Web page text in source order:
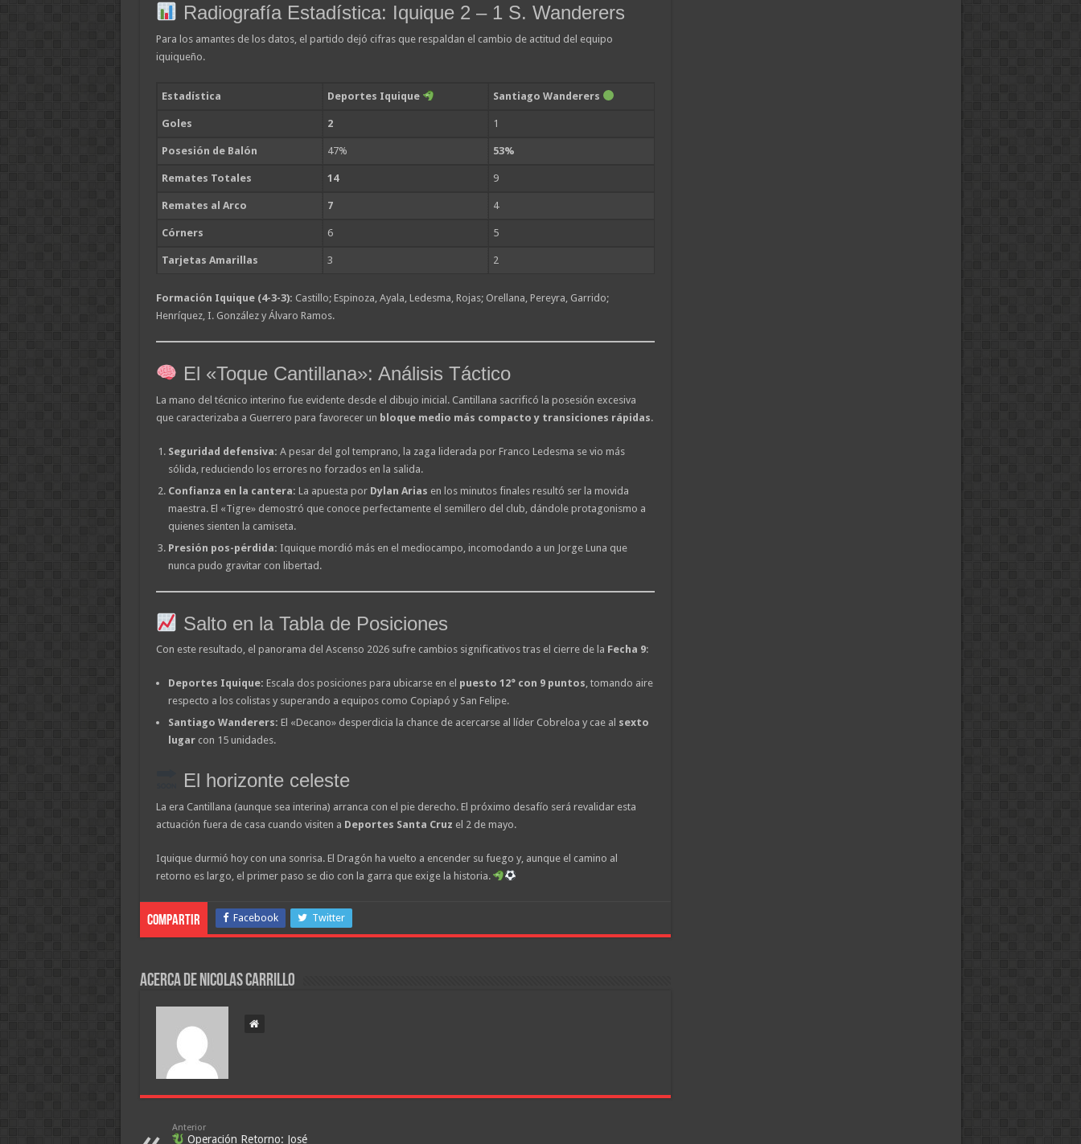
Radiografía Estadística: Iquique 2 – 1 S. Wanderers
Para los amantes de los datos, el partido dejó cifras que respaldan el cambio de actitud del equipo
iquiqueño.
Estadística Deportes Iquique Santiago Wanderers
Goles 2 1
Posesión de Balón 47% 53%
Remates Totales 14 9
Remates al Arco 7 4
Córners 6 5
Tarjetas Amarillas 3 2
Formación Iquique (4-3-3): Castillo; Espinoza, Ayala, Ledesma, Rojas; Orellana, Pereyra, Garrido;
Henríquez, I. González y Álvaro Ramos.
El «Toque Cantillana»: Análisis Táctico
La mano del técnico interino fue evidente desde el dibujo inicial. Cantillana sacrificó la posesión excesiva
que caracterizaba a Guerrero para favorecer un bloque medio más compacto y transiciones rápidas.
Seguridad defensiva: A pesar del gol temprano, la zaga liderada por Franco Ledesma se vio más
sólida, reduciendo los errores no forzados en la salida.
Confianza en la cantera: La apuesta por Dylan Arias en los minutos finales resultó ser la movida
maestra. El «Tigre» demostró que conoce perfectamente el semillero del club, dándole protagonismo a
quienes sienten la camiseta.
Presión pos-pérdida: Iquique mordió más en el mediocampo, incomodando a un Jorge Luna que
nunca pudo gravitar con libertad.
Salto en la Tabla de Posiciones
Con este resultado, el panorama del Ascenso 2026 sufre cambios significativos tras el cierre de la Fecha 9:
Deportes Iquique: Escala dos posiciones para ubicarse en el puesto 12° con 9 puntos, tomando aire
respecto a los colistas y superando a equipos como Copiapó y San Felipe.
Santiago Wanderers: El «Decano» desperdicia la chance de acercarse al líder Cobreloa y cae al sexto
lugarcon 15 unidades.
El horizonte celeste
La era Cantillana (aunque sea interina) arranca con el pie derecho. El próximo desafío será revalidar esta
actuación fuera de casa cuando visiten a Deportes Santa Cruz el 2 de mayo.
Iquique durmió hoy con una sonrisa. El Dragón ha vuelto a encender su fuego y, aunque el camino al
retorno es largo, el primer paso se dio con la garra que exige la historia.
Compartir Facebook Twitter
Acerca de Nicolas Carrillo
Anterior
Operación Retorno: José